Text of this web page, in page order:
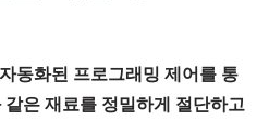
동화된 프로그래밍 제어를 통
은 재료를 정밀하게 절단하고